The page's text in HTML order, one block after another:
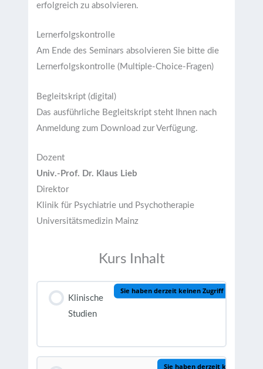
erfolgreich zu absolvieren.
Lernerfolgskontrolle
Am Ende des Seminars absolvieren Sie bitte die
Lernerfolgskontrolle (Multiple-Choice-Fragen)
Begleitskript (digital)
Das ausführliche Begleitskript steht Ihnen nach
Anmeldung zum Download zur Verfügung.
Dozent
Univ.-Prof. Dr. Klaus Lieb
Direktor
Klinik für Psychiatrie und Psychotherapie
Universitätsmedizin Mainz
Kurs Inhalt
Klinische
Studien
Sie haben derzeit keinen Zugriff auf diesen
Sie haben derzeit keinen